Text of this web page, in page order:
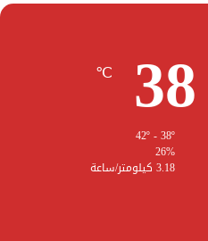
38
℃
26%
3.18 كيلومتر/ساعة